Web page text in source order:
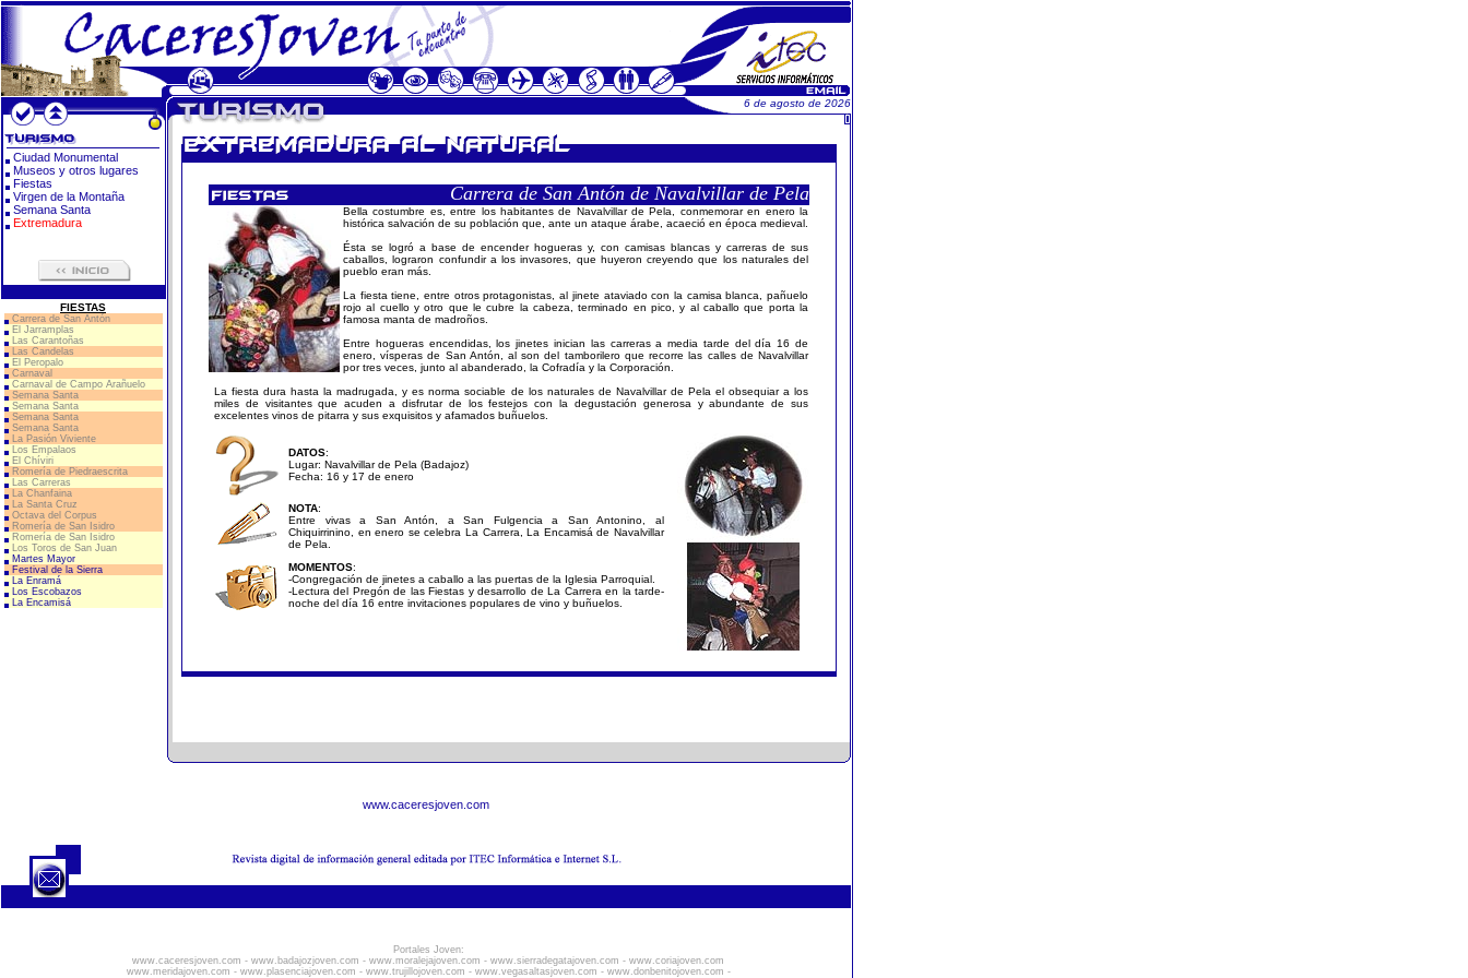
Ciudad Monumental
Museos y otros lugares
Fiestas
Virgen de la Montaña
Semana Santa
Extremadura
FIESTAS
Carrera de San Antón
El Jarramplas
Las Carantoñas
Las Candelas
El Peropalo
Carnaval
Carnaval de Campo Arañuelo
Semana Santa
Semana Santa
Semana Santa
Semana Santa
La Pasión Viviente
Los Empalaos
El Chíviri
Romería de Piedraescrita
Las Carreras
La Chanfaina
La Santa Cruz
Octava del Corpus
Romería de San Isidro
Romería de San Isidro
Los Toros de San Juan
Martes Mayor
Festival de la Sierra
La Enramá
Los Escobazos
La Encamisá
6 de agosto de 2026
Carrera de San Antón de Navalvillar de Pela
Bella costumbre es, entre los habitantes de Navalvillar de Pela, conmemorar en enero la
histórica salvación de su población que, ante un ataque árabe, acaeció en época medieval.
Ésta se logró a base de encender hogueras y, con camisas blancas y carreras de sus
caballos, lograron confundir a los invasores, que huyeron creyendo que los naturales del
pueblo eran más.
La fiesta tiene, entre otros protagonistas, al jinete ataviado con la camisa blanca, pañuelo
rojo al cuello y otro que le cubre la cabeza, terminado en pico, y al caballo que porta la
famosa manta de madroños.
Entre hogueras encendidas, los jinetes inician las carreras a media tarde del día 16 de
enero, vísperas de San Antón, al son del tamborilero que recorre las calles de Navalvillar
por tres veces, junto al abanderado, la Cofradía y la Corporación.
La fiesta dura hasta la madrugada, y es norma sociable de los naturales de Navalvillar de Pela el obsequiar a los
miles de visitantes que acuden a disfrutar de los festejos con la degustación generosa y abundante de sus
excelentes vinos de pitarra y sus exquisitos y afamados buñuelos.
DATOS:
Lugar: Navalvillar de Pela (Badajoz)
Fecha: 16 y 17 de enero
NOTA:
Entre vivas a San Antón, a San Fulgencia a San Antonino, al
Chiquirrinino, en enero se celebra La Carrera, La Encamisá de Navalvillar
de Pela.
MOMENTOS:
-Congregación de jinetes a caballo a las puertas de la Iglesia Parroquial.
-Lectura del Pregón de las Fiestas y desarrollo de La Carrera en la tarde-
noche del día 16 entre invitaciones populares de vino y buñuelos.
www.caceresjoven.com
Portales Joven:
www.caceresjoven.com - www.badajozjoven.com - www.moralejajoven.com - www.sierradegatajoven.com - www.coriajoven.com
www.meridajoven.com - www.plasenciajoven.com - www.trujillojoven.com - www.vegasaltasjoven.com - www.donbenitojoven.com -